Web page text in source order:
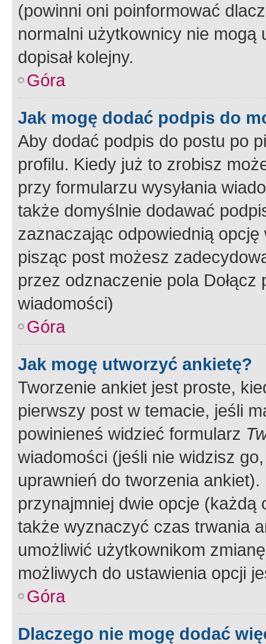
(powinni oni poinformować
normalni użytkownicy nie
dopisał kolejny.
Góra
Jak mogę dodać podpis do
Aby dodać podpis do postu po
profilu. Kiedy już to zrobisz
przy formularzu wysyłania
także domyślnie dodawać
zaznaczając odpowiednią
pisząc post możesz
przez odznaczenie pola
wiadomości)
Góra
Jak mogę utworzyć ankietę?
Tworzenie ankiet jest proste,
pierwszy post w temacie, jeśli
powinieneś widzieć formularz
wiadomości (jeśli nie widzisz
uprawnień do tworzenia
przynajmniej dwie opcje
także wyznaczyć czas trwania
umożliwić użytkownikom
możliwych do ustawienia opcji
Góra
Dlaczego nie mogę dodać